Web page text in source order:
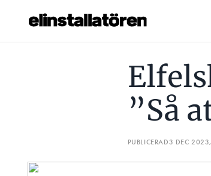
Hantera prenumeration
Annonsera
”Så
PUBLICERAD3 DEC
ELFELSKALENDERN LUCKA 3: ”SÅ ATT MAN